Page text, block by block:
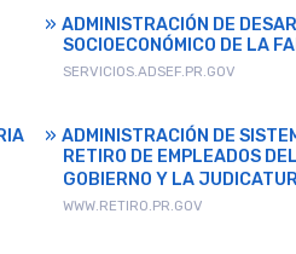
ADMINISTRACIÓN DE
SOCIOECONÓMICO DE LA
SERVICIOS.ADSEF.PR.GOV
ADMINISTRACIÓN DE
RETIRO DE EMPLEADOS DEL
GOBIERNO Y LA
WWW.RETIRO.PR.GOV